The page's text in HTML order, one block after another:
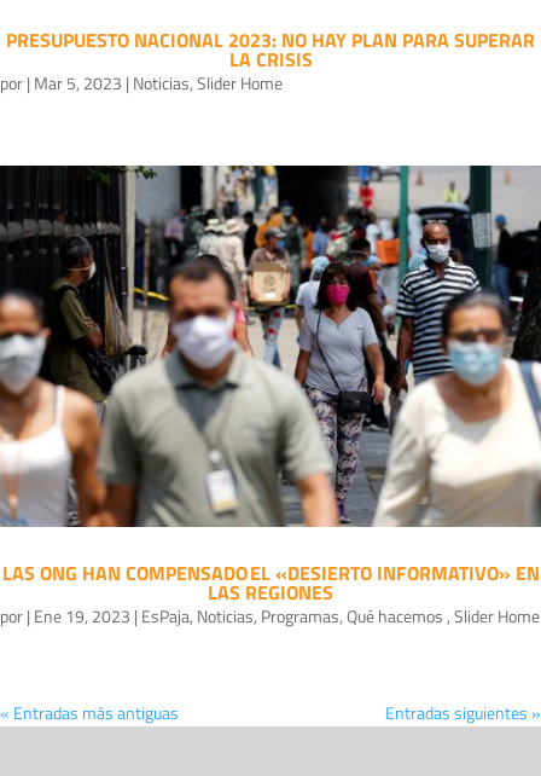
PRESUPUESTO NACIONAL 2023: NO HAY PLAN PARA SUPERAR
LA CRISIS
por| Mar 5, 2023 | Noticias,Slider Home
LAS ONG HAN COMPENSADO EL «DESIERTO INFORMATIVO» EN
LAS REGIONES
por| Ene 19, 2023 | EsPaja, Noticias, Programas,Qué hacemos ,Slider Home
« Entradas más antiguas Entradas siguientes »